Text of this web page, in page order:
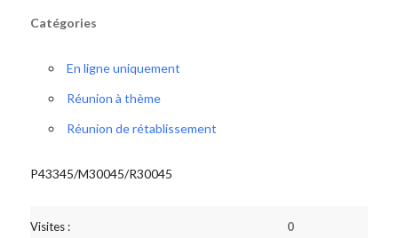
Catégories
En ligne uniquement
Réunion à thème
Réunion de rétablissement
P43345/M30045/R30045
Visites : 0